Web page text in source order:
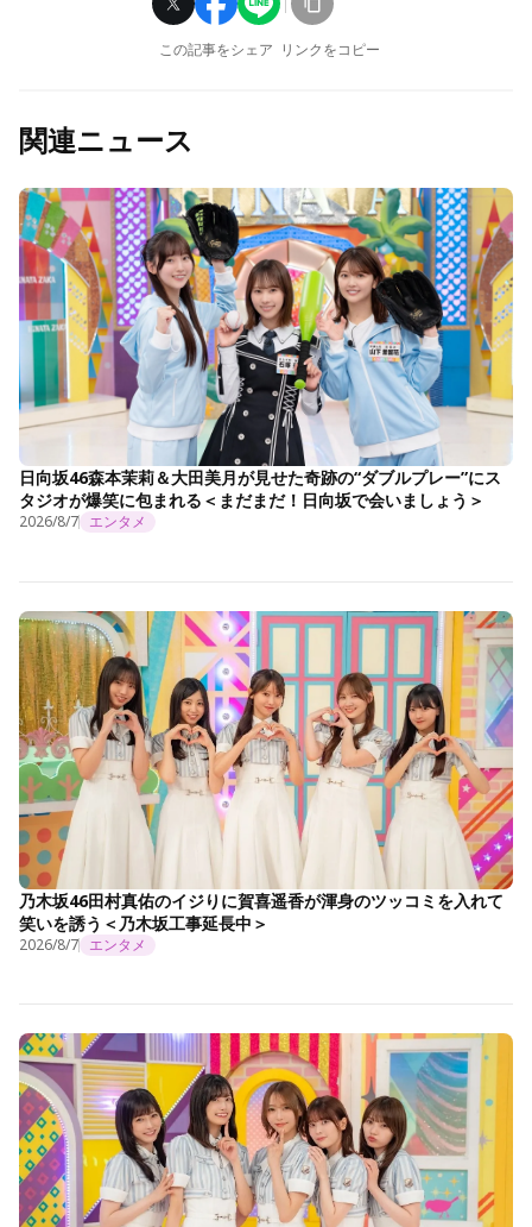
この記事をシェア リンクをコピー
関連ニュース
日向坂46森本茉莉＆大田美月が見せた奇跡の“ダブルプレー”にス
タジオが爆笑に包まれる＜まだまだ！日向坂で会いましょう＞
2026/8/7 エンタメ
乃木坂46田村真佑のイジりに賀喜遥香が渾身のツッコミを入れて
笑いを誘う＜乃木坂工事延長中＞
2026/8/7 エンタメ